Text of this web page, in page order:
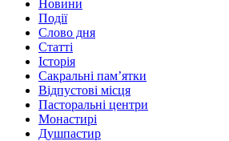
Новини
Події
Слово дня
Статті
Історія
Сакральні пам’ятки
Відпустові місця
Пасторальні центри
Монастирі
Душпастир